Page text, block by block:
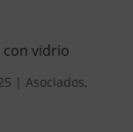
vidrio
| Asociados,